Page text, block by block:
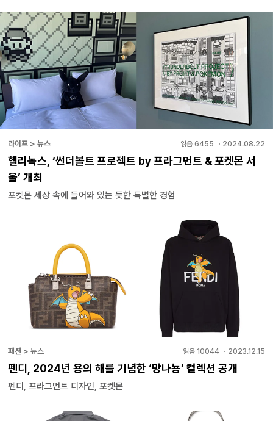
라이프 > 뉴스 읽음 6455 ・ 2024.08.22
헬리녹스, ‘썬더볼트 프로젝트 by 프라그먼트 & 포켓몬 서
울’ 개최
포켓몬 세상 속에 들어와 있는 듯한 특별한 경험
패션 > 뉴스 읽음 10044 ・ 2023.12.15
펜디, 2024년 용의 해를 기념한 ‘망나뇽’ 컬렉션 공개
펜디, 프라그먼트 디자인, 포켓몬